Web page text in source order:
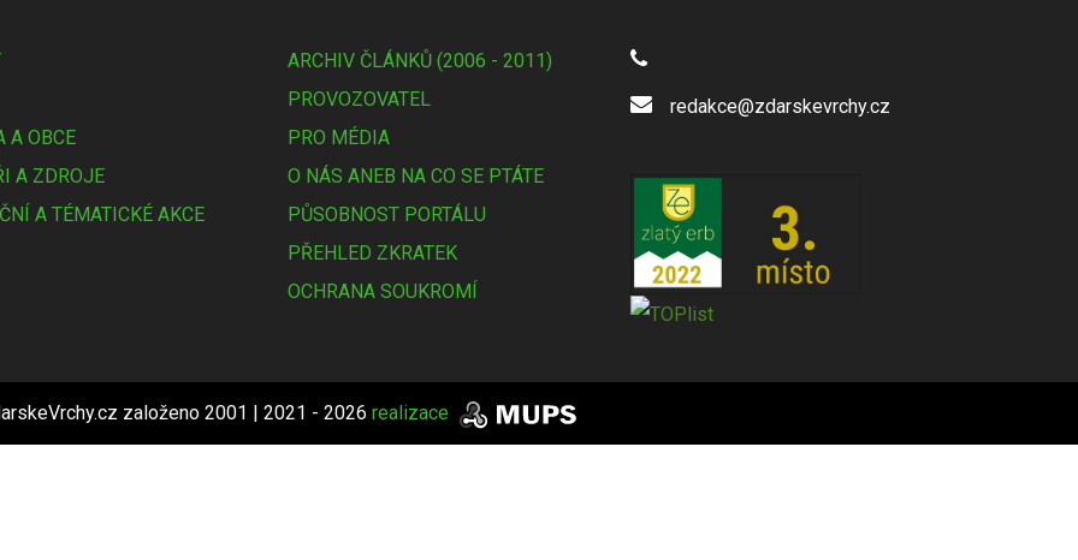
A OBCE
A ZDROJE
A TÉMATICKÉ AKCE
ARCHIV ČLÁNKŮ (2006 - 2011)
PROVOZOVATEL
PRO MÉDIA
O NÁS ANEB NA CO SE PTÁTE
PŮSOBNOST PORTÁLU
PŘEHLED ZKRATEK
OCHRANA SOUKROMÍ
redakce@zdarskevrchy.cz
založeno 2001 | 2021 - 2026 realizace